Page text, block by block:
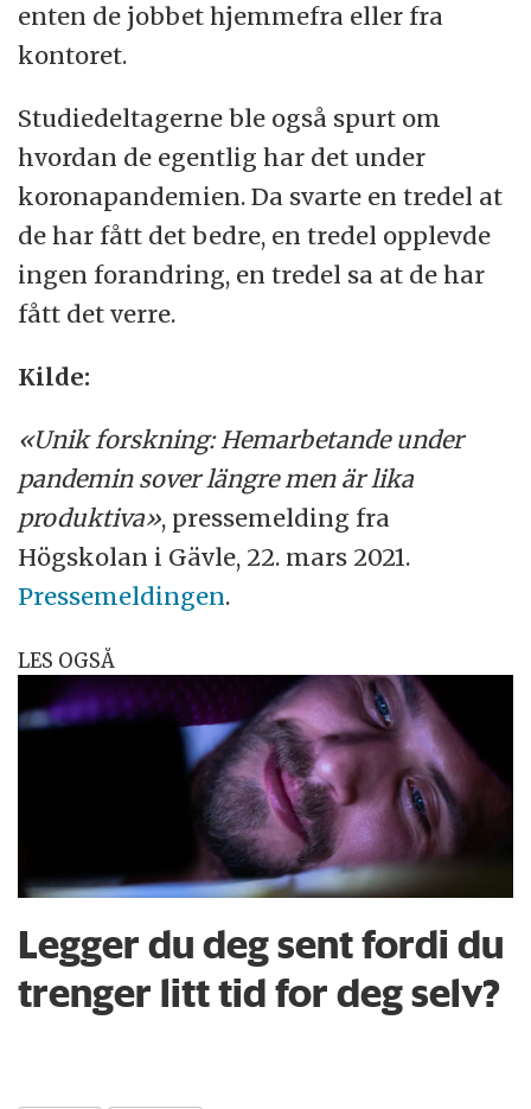
enten de jobbet hjemmefra eller fra
kontoret.
Studiedeltagerne ble også spurt om
hvordan de egentlig har det under
koronapandemien. Da svarte en tredel at
de har fått det bedre, en tredel opplevde
ingen forandring, en tredel sa at de har
fått det verre.
Kilde:
«Unik forskning: Hemarbetande under
pandemin sover längre men är lika
produktiva», pressemelding fra
Högskolan i Gävle, 22. mars 2021.
Pressemeldingen.
LES OGSÅ
Legger du deg sent fordi du
trenger litt tid for deg selv?